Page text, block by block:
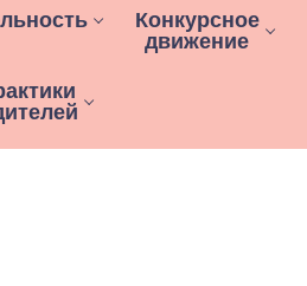
Конкурсное
движение